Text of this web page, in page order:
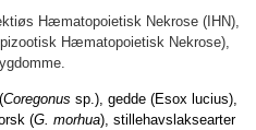
Hæmatopoietisk Nekrose (IHN),
Hæmatopoietisk Nekrose),
Coregonus sp.), gedde (Esox lucius),
(G. morhua), stillehavslaksearter